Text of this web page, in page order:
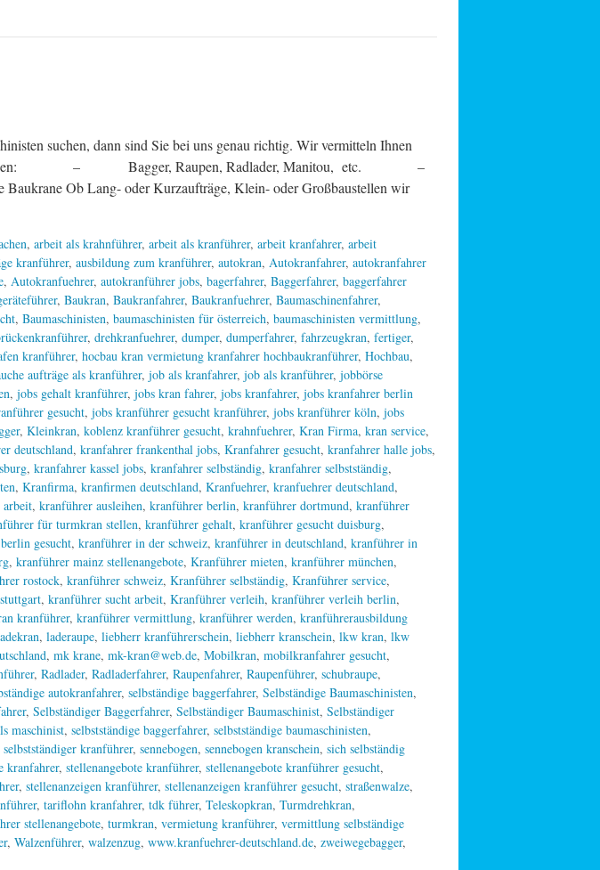
suchen, dann sind Sie bei uns genau richtig. Wir vermitteln Ihnen
– Bagger, Raupen, Radlader, Manitou, etc. –
Ob Lang- oder Kurzaufträge, Klein- oder Großbaustellen wir
, arbeit als krahnführer, arbeit als kranführer, arbeit kranfahrer, arbeit
kranführer, ausbildung zum kranführer, autokran, Autokranfahrer, autokranfahrer
, Autokranfuehrer, autokranführer jobs, bagerfahrer, Baggerfahrer, baggerfahrer
, Baukran, Baukranfahrer, Baukranfuehrer, Baumaschinenfahrer,
, Baumaschinisten, baumaschinisten für österreich, baumaschinisten vermittlung,
, drehkranfuehrer, dumper, dumperfahrer, fahrzeugkran, fertiger,
kranführer, hocbau kran vermietung kranfahrer hochbaukranführer, Hochbau,
aufträge als kranführer, job als kranfahrer, job als kranführer, jobbörse
, jobs gehalt kranführer, jobs kran fahrer, jobs kranfahrer, jobs kranfahrer berlin
gesucht, jobs kranführer gesucht kranführer, jobs kranführer köln, jobs
, Kleinkran, koblenz kranführer gesucht, krahnfuehrer, Kran Firma, kran service,
deutschland, kranfahrer frankenthal jobs, Kranfahrer gesucht, kranfahrer halle jobs,
, kranfahrer kassel jobs, kranfahrer selbständig, kranfahrer selbstständig,
, Kranfirma, kranfirmen deutschland, Kranfuehrer, kranfuehrer deutschland,
, kranführer ausleihen, kranführer berlin, kranführer dortmund, kranführer
für turmkran stellen, kranführer gehalt, kranführer gesucht duisburg,
gesucht, kranführer in der schweiz, kranführer in deutschland, kranführer in
, kranführer mainz stellenangebote, Kranführer mieten, kranführer münchen,
rostock, kranführer schweiz, Kranführer selbständig, Kranführer service,
, kranführer sucht arbeit, Kranführer verleih, kranführer verleih berlin,
kranführer, kranführer vermittlung, kranführer werden, kranführerausbildung
, laderaupe, liebherr kranführerschein, liebherr kranschein, lkw kran, lkw
, mk krane, mk-kran@web.de, Mobilkran, mobilkranfahrer gesucht,
, Radlader, Radladerfahrer, Raupenfahrer, Raupenführer, schubraupe,
autokranfahrer, selbständige baggerfahrer, Selbständige Baumaschinisten,
, Selbständiger Baggerfahrer, Selbständiger Baumaschinist, Selbständiger
maschinist, selbstständige baggerfahrer, selbstständige baumaschinisten,
selbstständiger kranführer, sennebogen, sennebogen kranschein, sich selbständig
kranfahrer, stellenangebote kranführer, stellenangebote kranführer gesucht,
, stellenanzeigen kranführer, stellenanzeigen kranführer gesucht, straßenwalze,
, tariflohn kranfahrer, tdk führer, Teleskopkran, Turmdrehkran,
stellenangebote, turmkran, vermietung kranführer, vermittlung selbständige
, Walzenführer, walzenzug, www.kranfuehrer-deutschland.de, zweiwegebagger,